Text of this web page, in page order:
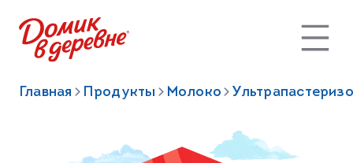
Главная Продукты Молоко